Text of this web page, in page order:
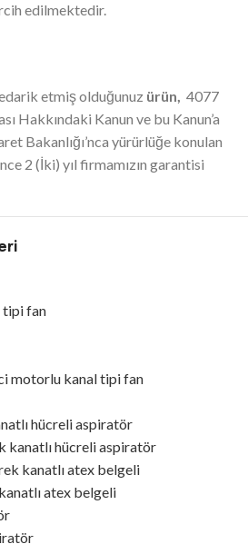
edilmektedir.
etmiş olduğunuz ürün, 4077
Hakkındaki Kanun ve bu Kanun’a
Bakanlığı’nca yürürlüğe konulan
2 (İki) yıl firmamızın garantisi
tipi fan
motorlu kanal tipi fan
hücreli aspiratör
kanatlı hücreli aspiratör
kanatlı atex belgeli
atex belgeli